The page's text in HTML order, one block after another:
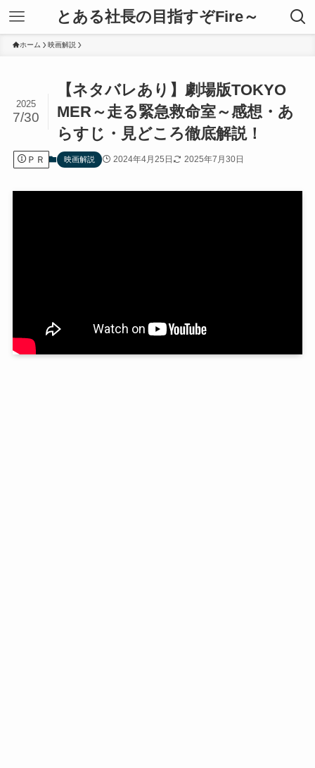
とある社長の目指すぞFire～
ホーム 映画解説
【ネタバレあり】劇場版TOKYO
MER～走る緊急救命室～感想・あ
らすじ・見どころ徹底解説！
2025
7/30
ＰＲ 映画解説 2024年4月25日 2025年7月30日